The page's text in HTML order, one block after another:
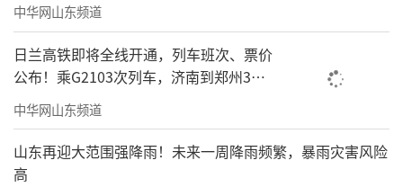
中华网山东频道
日兰高铁即将全线开通，列车班次、票价
公布！乘G2103次列车，济南到郑州3小
时到达
中华网山东频道
山东再迎大范围强降雨！未来一周降雨频繁，暴雨灾害风险
高